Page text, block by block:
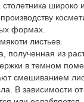
широко
формах.
листьев.
полученная из
в темном
смешиванием
В зависимости